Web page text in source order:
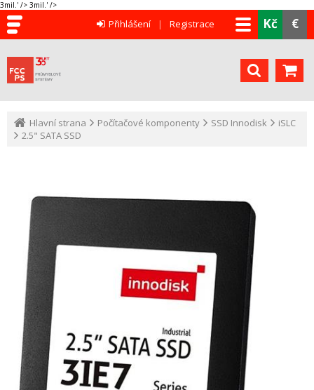
3mil.' /> 3mil.' />
Kč €
Přihlášení Registrace
Hlavní strana Počítačové komponenty SSD Innodisk
iSLC
2.5" SATA SSD